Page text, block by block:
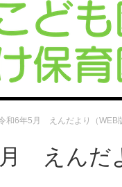
和6年5月 えんだより（WEB
えんだ